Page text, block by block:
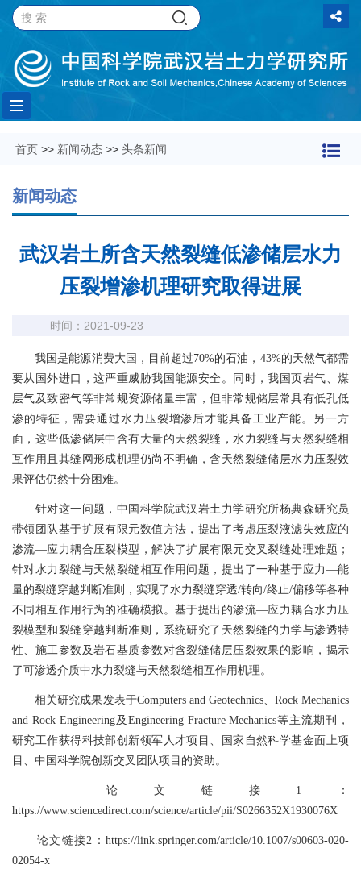
Toggle
navigation
首页 >> 新闻动态 >> 头条新闻
新闻动态
武汉岩土所含天然裂缝低渗储层水力
压裂增渗机理研究取得进展
时间：2021-09-23
我国是能源消费大国，目前超过70%的石油，43%的天然气都需
要从国外进口，这严重威胁我国能源安全。同时，我国页岩气、煤
层气及致密气等非常规资源储量丰富，但非常规储层常具有低孔低
渗的特征，需要通过水力压裂增渗后才能具备工业产能。另一方
面，这些低渗储层中含有大量的天然裂缝，水力裂缝与天然裂缝相
互作用且其缝网形成机理仍尚不明确，含天然裂缝储层水力压裂效
果评估仍然十分困难。
针对这一问题，中国科学院武汉岩土力学研究所杨典森研究员
带领团队基于扩展有限元数值方法，提出了考虑压裂液滤失效应的
渗流—应力耦合压裂模型，解决了扩展有限元交叉裂缝处理难题；
针对水力裂缝与天然裂缝相互作用问题，提出了一种基于应力—能
量的裂缝穿越判断准则，实现了水力裂缝穿透/转向/终止/偏移等各种
不同相互作用行为的准确模拟。基于提出的渗流—应力耦合水力压
裂模型和裂缝穿越判断准则，系统研究了天然裂缝的力学与渗透特
性、施工参数及岩石基质参数对含裂缝储层压裂效果的影响，揭示
了可渗透介质中水力裂缝与天然裂缝相互作用机理。
相关研究成果发表于Computers and Geotechnics、Rock Mechanics
and Rock Engineering及Engineering Fracture Mechanics等主流期刊，
研究工作获得科技部创新领军人才项目、国家自然科学基金面上项
目、中国科学院创新交叉团队项目的资助。
论文链接1：
https://www.sciencedirect.com/science/article/pii/S0266352X1930076X
论文链接2：https://link.springer.com/article/10.1007/s00603-020-
02054-x